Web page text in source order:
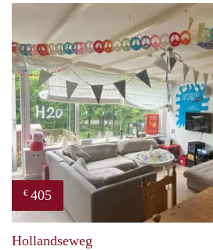
€ 405
Hollandseweg